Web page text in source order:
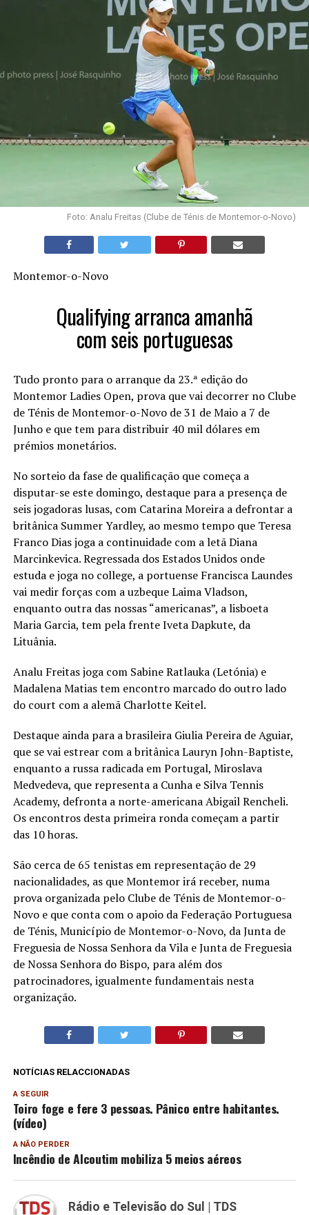
Foto: Analu Freitas (Clube de Ténis de Montemor-o-Novo)
Montemor-o-Novo
Qualifying arranca amanhã
com seis portuguesas
Tudo pronto para o arranque da 23.ª edição do
Montemor Ladies Open, prova que vai decorrer no Clube
de Ténis de Montemor-o-Novo de 31 de Maio a 7 de
Junho e que tem para distribuir 40 mil dólares em
prémios monetários.
No sorteio da fase de qualificação que começa a
disputar-se este domingo, destaque para a presença de
seis jogadoras lusas, com Catarina Moreira a defrontar a
britânica Summer Yardley, ao mesmo tempo que Teresa
Franco Dias joga a continuidade com a letã Diana
Marcinkevica. Regressada dos Estados Unidos onde
estuda e joga no college, a portuense Francisca Laundes
vai medir forças com a uzbeque Laima Vladson,
enquanto outra das nossas “americanas”, a lisboeta
Maria Garcia, tem pela frente Iveta Dapkute, da
Lituânia.
Analu Freitas joga com Sabine Ratlauka (Letónia) e
Madalena Matias tem encontro marcado do outro lado
do court com a alemã Charlotte Keitel.
Destaque ainda para a brasileira Giulia Pereira de Aguiar,
que se vai estrear com a britânica Lauryn John-Baptiste,
enquanto a russa radicada em Portugal, Miroslava
Medvedeva, que representa a Cunha e Silva Tennis
Academy, defronta a norte-americana Abigail Rencheli.
Os encontros desta primeira ronda começam a partir
das 10 horas.
São cerca de 65 tenistas em representação de 29
nacionalidades, as que Montemor irá receber, numa
prova organizada pelo Clube de Ténis de Montemor-o-
Novo e que conta com o apoio da Federação Portuguesa
de Ténis, Município de Montemor-o-Novo, da Junta de
Freguesia de Nossa Senhora da Vila e Junta de Freguesia
de Nossa Senhora do Bispo, para além dos
patrocinadores, igualmente fundamentais nesta
organização.
NOTÍCIAS RELACCIONADAS
A SEGUIR
Toiro foge e fere 3 pessoas. Pânico entre habitantes.
(vídeo)
A NÃO PERDER
Incêndio de Alcoutim mobiliza 5 meios aéreos
Rádio e Televisão do Sul | TDS